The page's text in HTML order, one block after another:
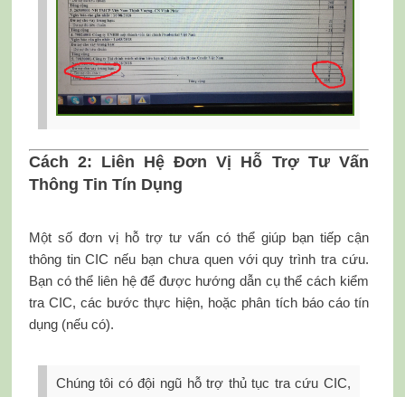
Cách 2: Liên Hệ Đơn Vị Hỗ Trợ Tư Vấn
Thông Tin Tín Dụng
Một số đơn vị hỗ trợ tư vấn có thể giúp bạn tiếp cận
thông tin CIC nếu bạn chưa quen với quy trình tra cứu.
Bạn có thể liên hệ để được hướng dẫn cụ thể cách kiểm
tra CIC, các bước thực hiện, hoặc phân tích báo cáo tín
dụng (nếu có).
Chúng tôi có đội ngũ hỗ trợ thủ tục tra cứu CIC,